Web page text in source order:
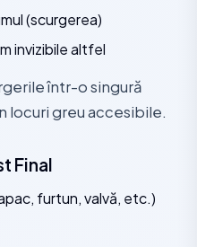
(scurgerea)
invizibile altfel
într-o singură
locuri greu accesibile.
Final
furtun, valvă, etc.)